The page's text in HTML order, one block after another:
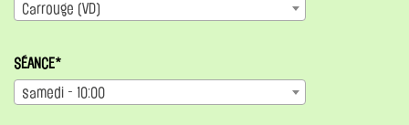
Carrouge (VD)
SÉANCE*
samedi - 10:00